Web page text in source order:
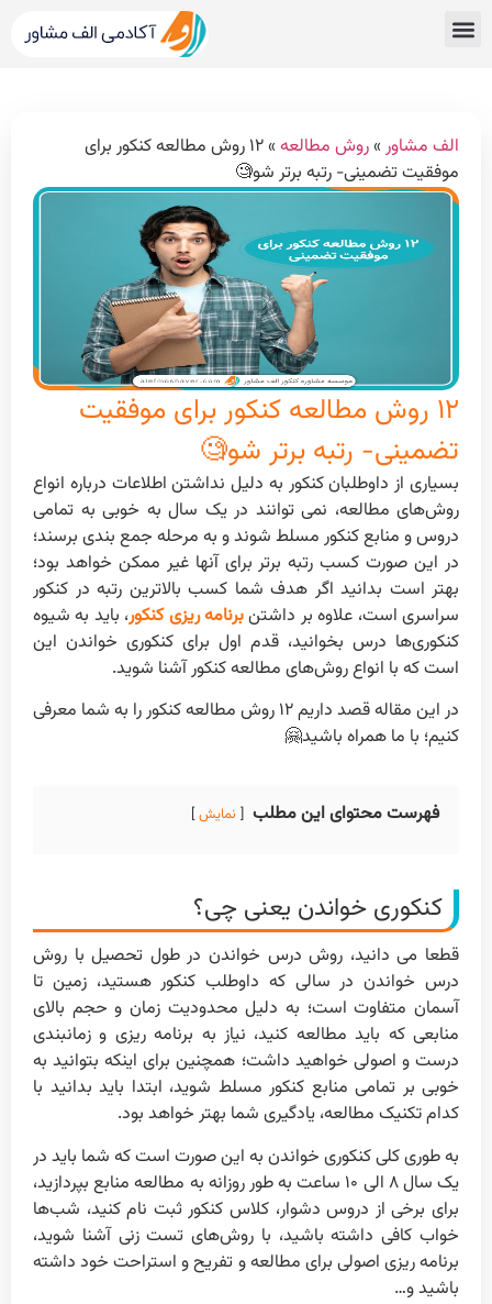
الف مشاور »روش مطالعه »
۱۲ روش مطالعه کنکور برای
موفقیت تضمینی- رتبه برتر شو🧐
۱۲ روش مطالعه کنکور برای موفقیت
تضمینی- رتبه برتر شو🧐
بسیاری از داوطلبان کنکور به دلیل نداشتن اطلاعات درباره انواع
روش‌های مطالعه، نمی توانند در یک سال به خوبی به تمامی
دروس و منابع کنکور مسلط شوند و به مرحله جمع بندی برسند؛
در این صورت کسب رتبه برتر برای آنها غیر ممکن خواهد بود؛
بهتر است بدانید اگر هدف شما کسب بالاترین رتبه در کنکور
سراسری است، علاوه بر داشتنبرنامه ریزی کنکور، باید به شیوه
کنکوری‌ها درس بخوانید، قدم اول برای کنکوری خواندن این
است که با انواع روش‌های مطالعه کنکور آشنا شوید.
در این مقاله قصد داریم ۱۲ روش مطالعه کنکور را به شما معرفی
کنیم؛ با ما همراه باشید🤗
فهرست محتوای این مطلب نمایش
کنکوری خواندن یعنی چی؟
قطعا می دانید، روش درس خواندن در طول تحصیل با روش
درس خواندن در سالی که داوطلب کنکور هستید، زمین تا
آسمان متفاوت است؛ به دلیل محدودیت زمان و حجم بالای
منابعی که باید مطالعه کنید، نیاز به برنامه ریزی و زمانبندی
درست و اصولی خواهید داشت؛ همچنین برای اینکه بتوانید به
خوبی بر تمامی منابع کنکور مسلط شوید، ابتدا باید بدانید با
کدام تکنیک مطالعه، یادگیری شما بهتر خواهد بود.
به طوری کلی کنکوری خواندن به این صورت است که شما باید در
یک سال ۸ الی ۱۰ ساعت به طور روزانه به مطالعه منابع بپردازید،
برای برخی از دروس دشوار، کلاس کنکور ثبت نام کنید، شب‌ها
خواب کافی داشته باشید، با روش‌های تست زنی آشنا شوید،
برنامه ریزی اصولی برای مطالعه و تفریح و استراحت خود داشته
باشید و…